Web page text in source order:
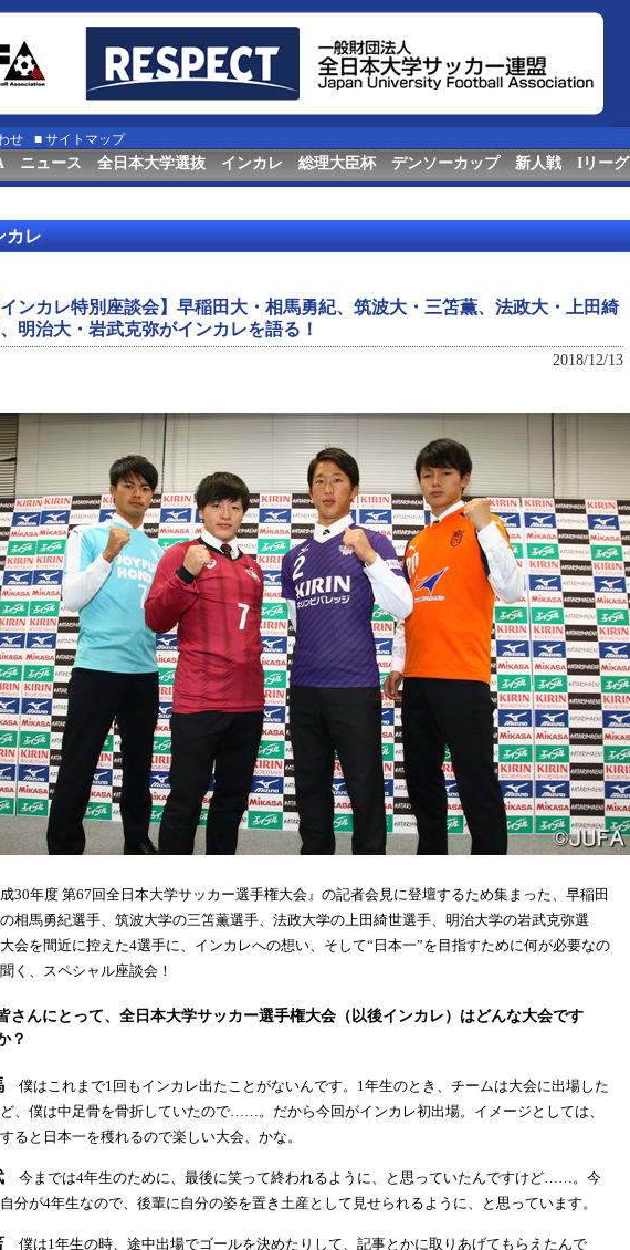
せ ■ サイトマップ
ニュース 全日本大学選抜 インカレ 総理大臣杯 デンソーカップ 新人戦 Iリーグ
カレ
インカレ特別座談会】早稲田大・相馬勇紀、筑波大・三笘薫、法政大・上田綺
明治大・岩武克弥がインカレを語る！
2018/12/13
成30年度 第67回全日本大学サッカー選手権大会』の記者会見に登壇するため集まった、早稲田
相馬勇紀選手、筑波大学の三笘薫選手、法政大学の上田綺世選手、明治大学の岩武克弥選
会を間近に控えた4選手に、インカレへの想い、そして“日本一”を目指すために何が必要なの
く、スペシャル座談会！
さんにとって、全日本大学サッカー選手権大会（以後インカレ）はどんな大会です
？
僕はこれまで1回もインカレ出たことがないんです。1年生のとき、チームは大会に出場した
、僕は中足骨を骨折していたので……。だから今回がインカレ初出場。イメージとしては、
ると日本一を穫れるので楽しい大会、かな。
今までは4年生のために、最後に笑って終われるように、と思っていたんですけど……。今
分が4年生なので、後輩に自分の姿を置き土産として見せられるように、と思っています。
僕は1年生の時、途中出場でゴールを決めたりして、記事とかに取りあげてもらえたんで